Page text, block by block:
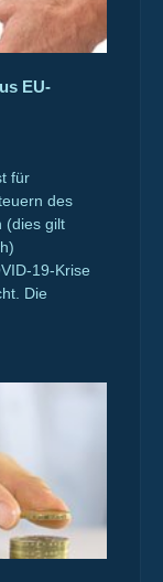
EU-
für
des
(dies gilt
19-Krise
Die